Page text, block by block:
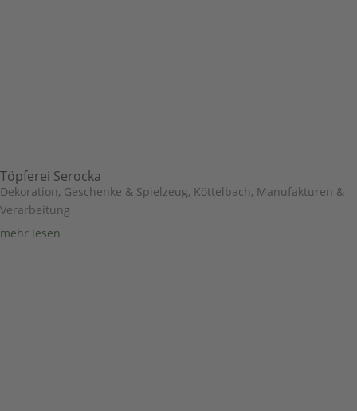
Töpferei Serocka
Dekoration, Geschenke & Spielzeug, Köttelbach, Manufakturen &
Verarbeitung
mehr lesen